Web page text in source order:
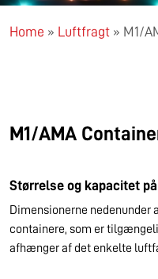
Home » Luftfragt » M1/
M1/AMA
Størrelse og kapacitet
Dimensionerne nedenunder
containere, som er
afhænger af det enkelte